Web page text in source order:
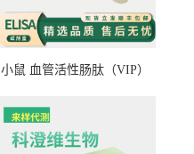
小鼠 血管活性肠肽（VIP）